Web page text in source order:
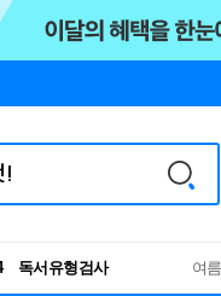
독서유형검사
RBTI Lab
여